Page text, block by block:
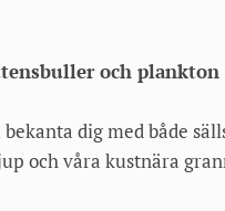
och plankton
dig med både
och våra kustnära